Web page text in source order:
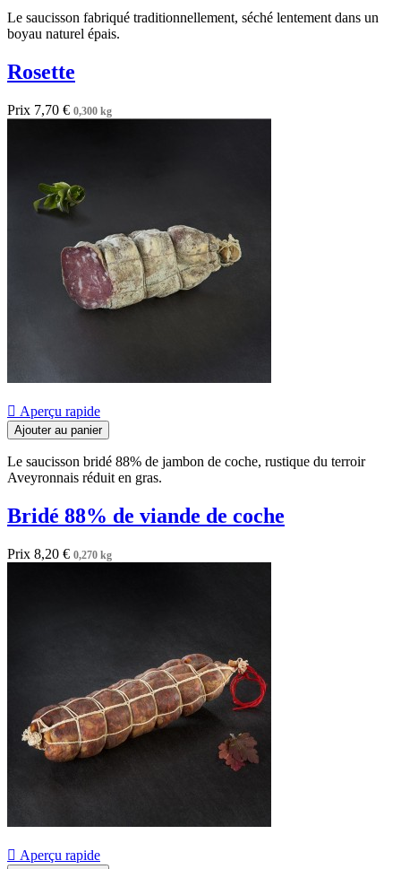
Le saucisson fabriqué traditionnellement, séché lentement dans un
boyau naturel épais.
Rosette
Prix 7,70 € 0,300 kg
 Aperçu rapide
Ajouter au panier
Le saucisson bridé 88% de jambon de coche, rustique du terroir
Aveyronnais réduit en gras.
Bridé 88% de viande de coche
Prix 8,20 € 0,270 kg
 Aperçu rapide